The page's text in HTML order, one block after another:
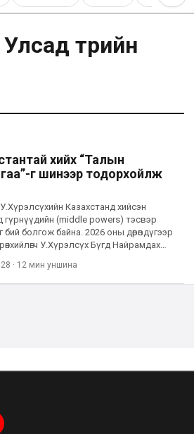
төрийн
хийх “Талын
г шинээр тодорхойлж
Казахстанд хийсэн
гүрнүүдийн (middle powers) тэсвэр
болгож байна. 2026 оны дөрөвдүгээр
У.Хүрэлсүх Бүгд Найрамдах
· 12 мин уншина